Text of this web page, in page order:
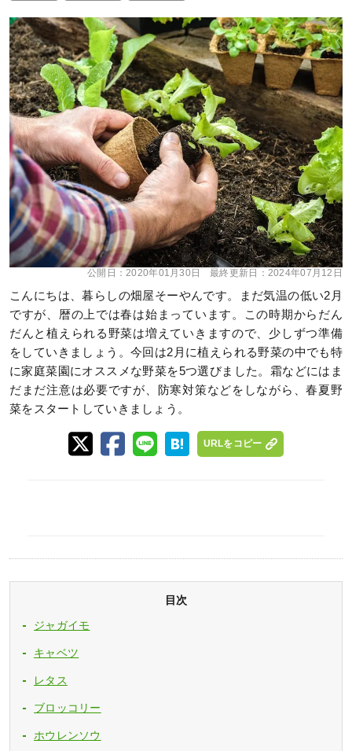
公開日：2020年01月30日 最終更新日： 2024年07月12日
こんにちは、暮らしの畑屋そーやんです。まだ気温の低い2月
ですが、暦の上では春は始まっています。この時期からだん
だんと植えられる野菜は増えていきますので、少しずつ準備
をしていきましょう。今回は2月に植えられる野菜の中でも特
に家庭菜園にオススメな野菜を5つ選びました。霜などにはま
だまだ注意は必要ですが、防寒対策などをしながら、春夏野
菜をスタートしていきましょう。
URLをコピー
目次
ジャガイモ
キャベツ
レタス
ブロッコリー
ホウレンソウ